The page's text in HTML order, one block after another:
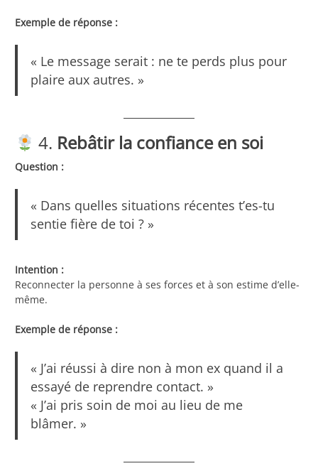
Exemple de réponse :
« Le message serait : ne te perds plus pour
plaire aux autres. »
4. Rebâtir la confiance en soi
Question :
« Dans quelles situations récentes t’es-tu
sentie fière de toi ? »
Intention :
Reconnecter la personne à ses forces et à son estime d’elle-
même.
Exemple de réponse :
« J’ai réussi à dire non à mon ex quand il a
essayé de reprendre contact. »
« J’ai pris soin de moi au lieu de me
blâmer. »